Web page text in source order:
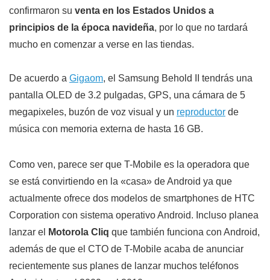
confirmaron su venta en los Estados Unidos a
principios de la época navideña, por lo que no tardará
mucho en comenzar a verse en las tiendas.
De acuerdo a Gigaom, el Samsung Behold II tendrás una
pantalla OLED de 3.2 pulgadas, GPS, una cámara de 5
megapixeles, buzón de voz visual y un reproductor de
música con memoria externa de hasta 16 GB.
Como ven, parece ser que T-Mobile es la operadora que
se está convirtiendo en la «casa» de Android ya que
actualmente ofrece dos modelos de smartphones de HTC
Corporation con sistema operativo Android. Incluso planea
lanzar el
Motorola Cliq que también funciona con Android,
además de que el CTO de T-Mobile acaba de anunciar
recientemente sus planes de lanzar muchos teléfonos